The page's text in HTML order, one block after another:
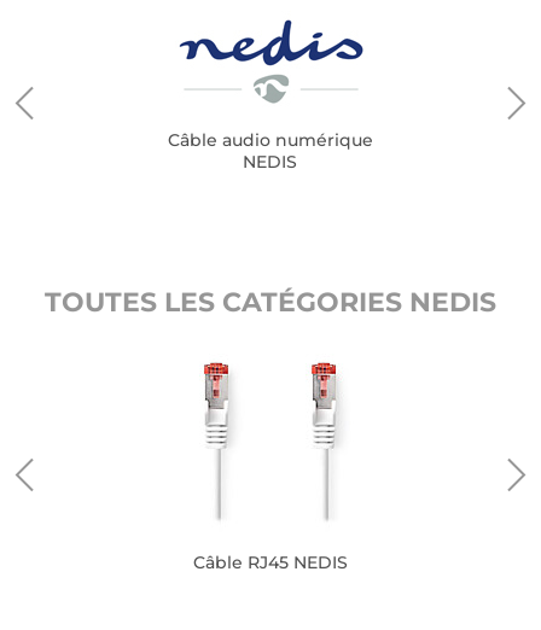
Câble audio numérique
NEDIS
TOUTES LES CATÉGORIES NEDIS
Câble RJ45 NEDIS